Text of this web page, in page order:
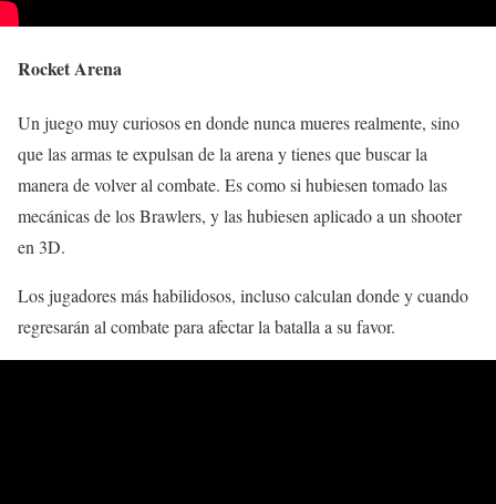
Rocket Arena
Un juego muy curiosos en donde nunca mueres realmente, sino
que las armas te expulsan de la arena y tienes que buscar la
manera de volver al combate. Es como si hubiesen tomado las
mecánicas de los Brawlers, y las hubiesen aplicado a un shooter
en 3D.
Los jugadores más habilidosos, incluso calculan donde y cuando
regresarán al combate para afectar la batalla a su favor.